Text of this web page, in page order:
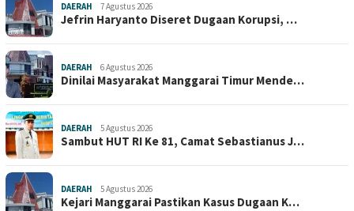
DAERAH 7 Agustus 2026
Jefrin Haryanto Diseret Dugaan Korupsi, …
DAERAH 6 Agustus 2026
Dinilai Masyarakat Manggarai Timur Mende…
DAERAH 5 Agustus 2026
Sambut HUT RI Ke 81, Camat Sebastianus J…
DAERAH 5 Agustus 2026
Kejari Manggarai Pastikan Kasus Dugaan K…